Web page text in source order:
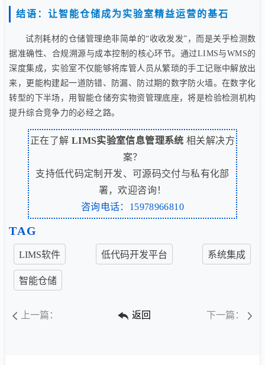
结语：让智能仓储成为实验室精益运营的基石
试剂耗材的仓储管理绝非简单的“收收发发”，而是关乎检测数
据准确性、合规溯源与成本控制的核心环节。通过LIMS与WMS的
深度集成，实验室不仅能够将库管人员从繁琐的手工记账中解放出
来，更能构建起一道防错、防漏、防过期的数字防火墙。在数字化
转型的下半场，用智能仓储夯实物资管理底座，将是检验检测机构
提升综合竞争力的必经之路。
正在了解 LIMS实验室信息管理系统 相关解决方
案？
支持低代码定制开发、可源码交付与私有化部
署，欢迎咨询！
咨询电话：15978966810
TAG
LIMS软件 低代码开发平台 系统集成
智能仓储
上一篇： 返回 下一篇：